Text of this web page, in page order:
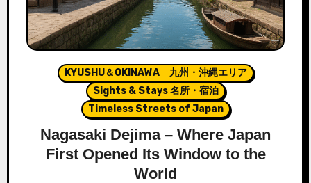
KYUSHU＆OKINAWA 九州・沖縄エリア
Sights & Stays 名所・宿泊
Timeless Streets of Japan
Nagasaki Dejima – Where Japan
First Opened Its Window to the
World